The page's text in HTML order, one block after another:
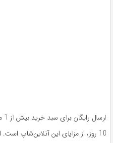
10 روز، از مزایای این آنلاین‌شاپ